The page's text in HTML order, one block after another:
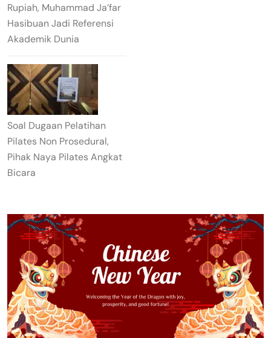
Rupiah, Muhammad Ja’far
Hasibuan Jadi Referensi
Akademik Dunia
Soal Dugaan Pelatihan
Pilates Non Prosedural,
Pihak Naya Pilates Angkat
Bicara